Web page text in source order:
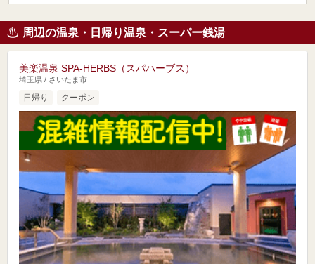
周辺の温泉・日帰り温泉・スーパー銭湯
美楽温泉 SPA-HERBS（スパハーブス）
埼玉県 / さいたま市
日帰り クーポン